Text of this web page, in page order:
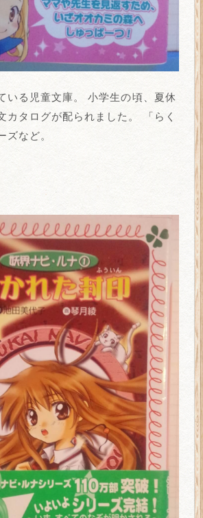
いる児童文庫。
小学生の頃、夏休
カタログが配られました。
「らく
ズなど。